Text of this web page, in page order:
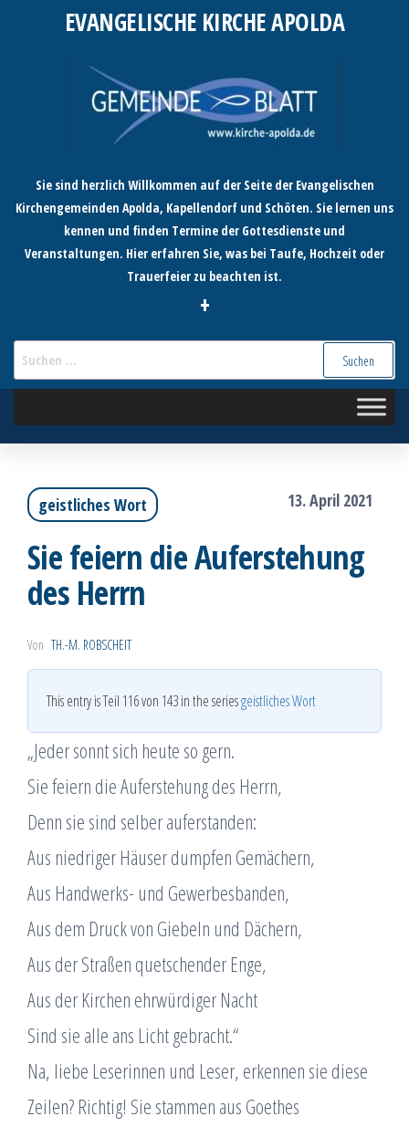
EVANGELISCHE KIRCHE APOLDA
Sie sind herzlich Willkommen auf der Seite der Evangelischen
Kirchengemeinden Apolda, Kapellendorf und Schöten. Sie lernen uns
kennen und finden Termine der Gottesdienste und
Veranstaltungen. Hier erfahren Sie, was bei Taufe, Hochzeit oder
Trauerfeier zu beachten ist.
+
geistliches Wort 13. April 2021
Sie feiern die Auferstehung
des Herrn
Von TH.-M. ROBSCHEIT
This entry is Teil 116 von 143 in the seriesgeistliches Wort
„Jeder sonnt sich heute so gern.
Sie feiern die Auferstehung des Herrn,
Denn sie sind selber auferstanden:
Aus niedriger Häuser dumpfen Gemächern,
Aus Handwerks- und Gewerbesbanden,
Aus dem Druck von Giebeln und Dächern,
Aus der Straßen quetschender Enge,
Aus der Kirchen ehrwürdiger Nacht
Sind sie alle ans Licht gebracht.“
Na, liebe Leserinnen und Leser, erkennen sie diese
Zeilen? Richtig! Sie stammen aus Goethes